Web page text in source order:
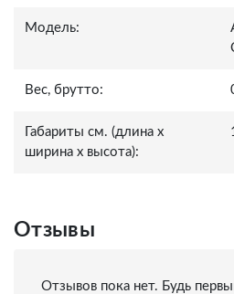
Модель:
Вес, брутто:
Габариты см. (длина x
ширина x высота):
Отзывы
Отзывов пока нет. Будь